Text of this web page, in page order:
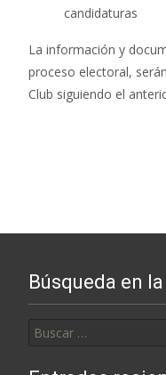
candidaturas
La información y
proceso electoral,
Club siguiendo el
Búsqueda en